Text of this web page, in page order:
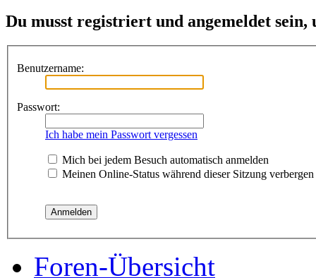
Du musst registriert und angemeldet sein,
Benutzername:
Passwort:
Ich habe mein Passwort vergessen
Mich bei jedem Besuch automatisch anmelden
Meinen Online-Status während dieser Sitzung verbergen
Foren-Übersicht